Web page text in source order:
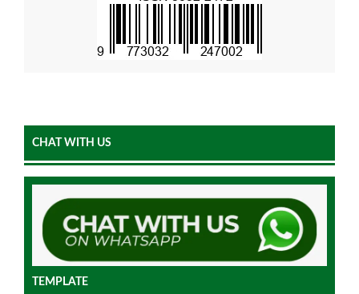
CHAT WITH US
TEMPLATE